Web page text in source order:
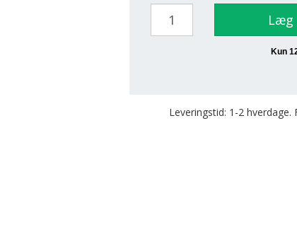
Læg
Leveringstid: 1-2 hverdage.